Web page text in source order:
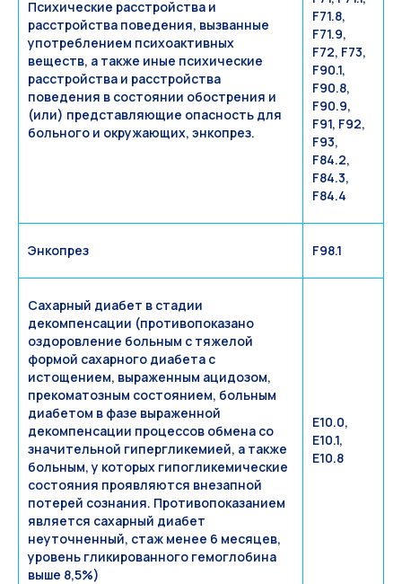
Психические расстройства и
расстройства поведения, вызванные
употреблением психоактивных
веществ, а также иные психические
расстройства и расстройства
поведения в состоянии обострения и
(или) представляющие опасность для
больного и окружающих, энкопрез.
F71.8,
F71.9,
F72, F73,
F90.1,
F90.8,
F90.9,
F91, F92,
F93,
F84.2,
F84.3,
F84.4
Энкопрез F98.1
Сахарный диабет в стадии
декомпенсации (противопоказано
оздоровление больным с тяжелой
формой сахарного диабета с
истощением, выраженным ацидозом,
прекоматозным состоянием, больным
диабетом в фазе выраженной
декомпенсации процессов обмена со
значительной гипергликемией, а также
больным, у которых гипогликемические
состояния проявляются внезапной
потерей сознания. Противопоказанием
является сахарный диабет
неуточненный, стаж менее 6 месяцев,
уровень гликированного гемоглобина
выше 8,5%)
Е10.0,
Е10.1,
Е10.8